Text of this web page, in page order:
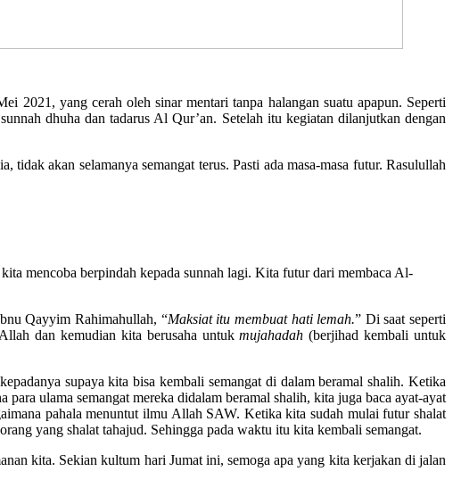
2021, yang cerah oleh sinar mentari tanpa halangan suatu apapun. Seperti
dhuha dan tadarus Al Qur’an. Setelah itu kegiatan dilanjutkan dengan
akan selamanya semangat terus. Pasti ada masa-masa futur. Rasulullah
mencoba berpindah kepada sunnah lagi. Kita futur dari membaca Al-
Qayyim Rahimahullah, “Maksiat itu membuat hati lemah.” Di saat seperti
dan kemudian kita berusaha untukmujahadah (berjihad kembali untuk
supaya kita bisa kembali semangat di dalam beramal shalih. Ketika
ulama semangat mereka didalam beramal shalih, kita juga baca ayat-ayat
pahala menuntut ilmu Allah SAW. Ketika kita sudah mulai futur shalat
yang shalat tahajud. Sehingga pada waktu itu kita kembali semangat.
kita. Sekian kultum hari Jumat ini, semoga apa yang kita kerjakan di jalan